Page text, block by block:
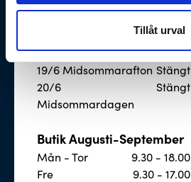
Tillåt urval
Avvikande öppettider
18/6
9.30-15.00
19/6 Midsommarafton Stängt
20/6
Midsommardagen
Stängt
Butik Augusti-September
Mån - Tor
9.30 - 18.00
Fre
9.30 - 17.00